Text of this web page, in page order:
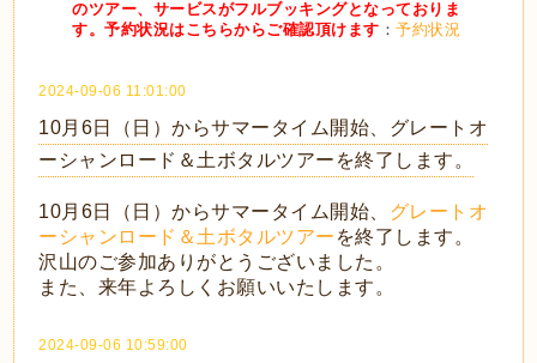
のツアー、サービスがフルブッキングとなっておりま
す。予約状況はこちらからご確認頂けます ：予約状況
2024-09-06 11:01:00
10月6日（日）からサマータイム開始、グレートオ
ーシャンロード＆土ボタルツアーを終了します。
10月6日（日）からサマータイム開始、 グレートオ
ーシャンロード＆土ボタルツアー を終了します。
沢山のご参加ありがとうございました。
また、来年よろしくお願いいたします。
2024-09-06 10:59:00